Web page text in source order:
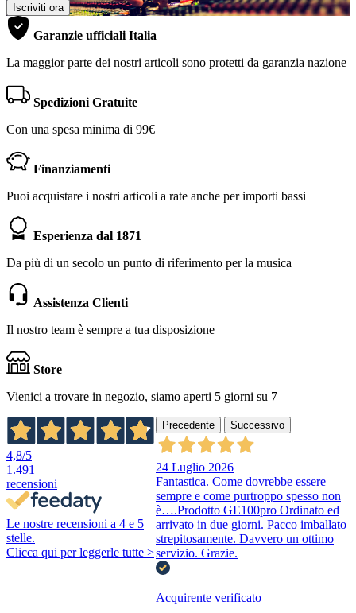
Iscriviti ora
Garanzie ufficiali Italia
La maggior parte dei nostri articoli sono protetti da garanzia nazione
Spedizioni Gratuite
Con una spesa minima di 99€
Finanziamenti
Puoi acquistare i nostri articoli a rate anche per importi bassi
Esperienza dal 1871
Da più di un secolo un punto di riferimento per la musica
Assistenza Clienti
Il nostro team è sempre a tua disposizione
Store
Vienici a trovare in negozio, siamo aperti 5 giorni su 7
4,8/5
1.491
recensioni
Le nostre recensioni a 4 e 5
stelle.
Clicca qui per leggerle tutte >
Precedente Successivo
24 Luglio 2026
Fantastica. Come dovrebbe essere
sempre e come purtroppo spesso non
è….Prodotto GE100pro Ordinato ed
arrivato in due giorni. Pacco imballato
strepitosamente. Davvero un ottimo
servizio. Grazie.
Acquirente verificato